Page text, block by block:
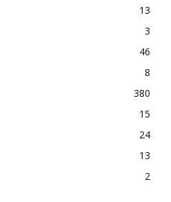
13
3
46
8
380
15
24
13
2